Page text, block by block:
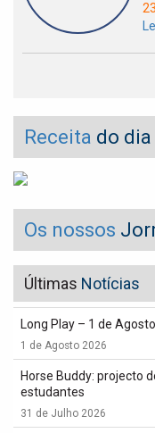
Receita do dia
Os nossos
Últimas Notícias
Long Play – 1 de
1 de Agosto 2026
Horse Buddy: projecto
estudantes
31 de Julho 2026